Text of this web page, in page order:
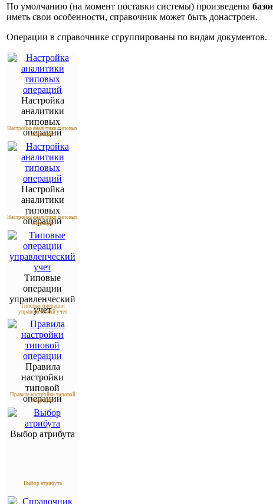
По умолчанию (на момент поставки системы) произведены
иметь свои особенности, справочник может быть донастроен.
Операции в справочнике сгруппированы по видам документов.
Настройка
аналитики
типовых
операций
Настройка аналитики типовых
операций
Настройка
аналитики
типовых
операций
Настройка аналитики типовых
операций
Типовые
операции
управленческий
учет
Типовые операции
управленческий учет
Правила
настройки
типовой
операции
Правила настройки типовой
операции
Выбор атрибута
Выбор атрибута